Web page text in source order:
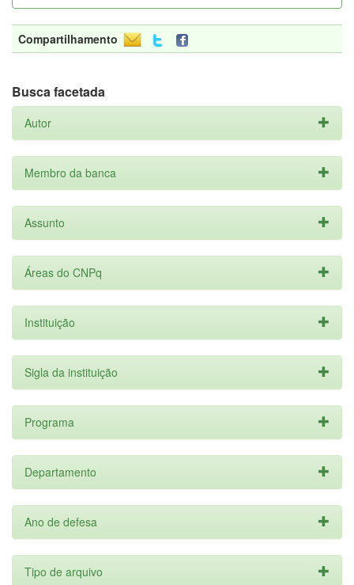
Compartilhamento
Busca facetada
Autor
Membro da banca
Assunto
Áreas do CNPq
Instituição
Sigla da instituição
Programa
Departamento
Ano de defesa
Tipo de arquivo